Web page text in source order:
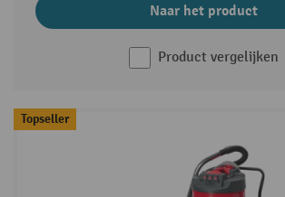
Naar het product
Product vergelijken
Topseller